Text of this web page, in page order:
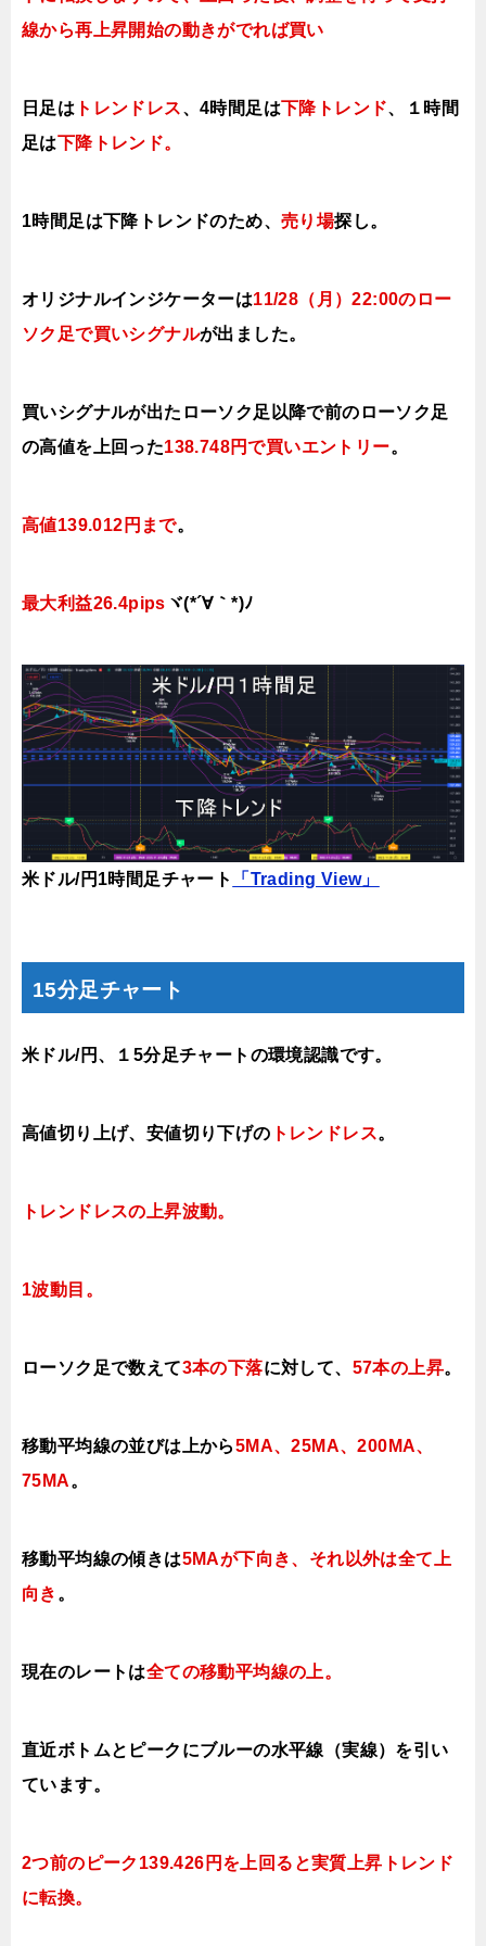
線から再上昇開始の動きがでれば買い
日足は トレンドレス、4時間足は下降トレンド、１時間
足は下降トレンド。
1時間足は下降トレンドのため、売り場探し。
オリジナルインジケーターは11/28（月）22:00のロー
ソク足で買いシグナルが出ました。
買いシグナルが出たローソク足以降で前のローソク足
の高値を上 回った138.748円で買いエントリー。
高値139.012円まで。
最大利益26.4pips ヾ(*´∀｀*)ﾉ
米ドル/円1時間足チャート 「Trading View」
15分足チャート
米ドル/円、１5分足チャートの環境認識です。
高値切り上げ、安値切り下げの トレンドレス。
トレンドレスの上昇波動。
1波動目。
ローソク足で数えて3本の下落に対して、 57本の上昇。
移動平均線の並びは上から5MA、25MA、200MA、
75MA。
移動平均線の傾きは5MAが下向き、それ以外は全て上
向き 。
現在のレートは全ての移動平均線の上。
直近ボトムとピークにブルーの水平線（実線）を引い
ています。
2つ前のピーク139.426円を上回ると実質上昇トレンド
に転換。